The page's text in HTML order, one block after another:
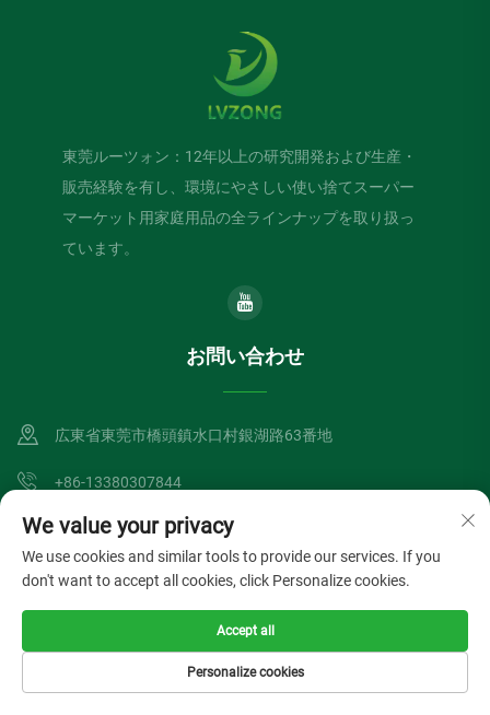
東莞ルーツォン：12年以上の研究開発および生産・
販売経験を有し、環境にやさしい使い捨てスーパー
マーケット用家庭用品の全ラインナップを取り扱っ
ています。
お問い合わせ
広東省東莞市橋頭鎮水口村銀湖路63番地
+86-13380307844
[email protected]
Copyright © Dongguan Lvzong Industrial Co., Ltd. All Rights Reserved
プライバシーポリシー
We value your privacy
We use cookies and similar tools to provide our services. If you
don't want to accept all cookies, click Personalize cookies.
Personalize cookies
Accept all